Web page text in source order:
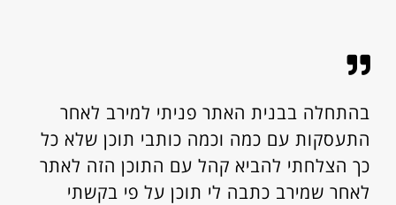
בהתחלה בבנית האתר פניתי למירב לאחר
התעסקות עם כמה וכמה כותבי תוכן שלא כל
כך הצלחתי להביא קהל עם התוכן הזה לאתר
לאחר שמירב כתבה לי תוכן על פי בקשתי